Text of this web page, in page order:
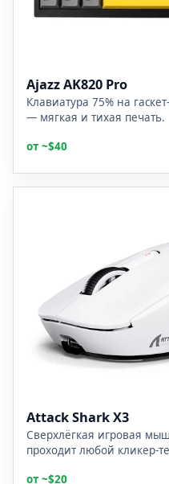
Ajazz AK820 Pro
Клавиатура 75% на
— мягкая и тихая печать.
от ~$40
Attack Shark X3
Сверхлёгкая игровая
проходит любой кликер-
от ~$20